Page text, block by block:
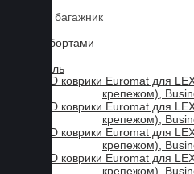
Коврики в багажник
3D Eva с бортами
3D Текстиль